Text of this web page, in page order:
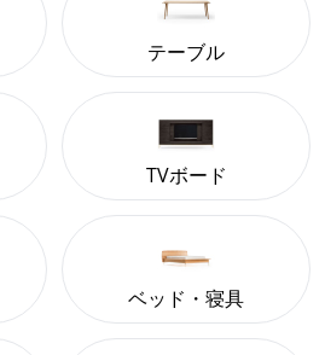
テーブル
TVボード
ベッド・寝具